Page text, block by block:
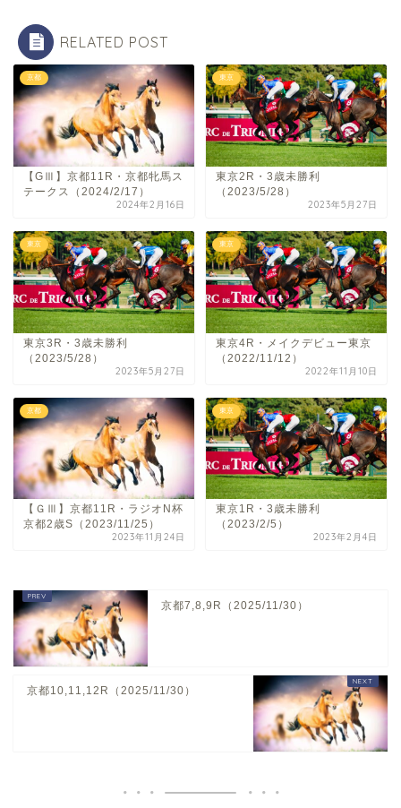
RELATED POST
京都
【GⅢ】京都11R・京都牝馬ス
テークス（2024/2/17）
2024年2月16日
東京
東京2R・3歳未勝利
（2023/5/28）
2023年5月27日
東京
東京3R・3歳未勝利
（2023/5/28）
2023年5月27日
東京
東京4R・メイクデビュー東京
（2022/11/12）
2022年11月10日
京都
【ＧⅢ】京都11R・ラジオN杯
京都2歳S（2023/11/25）
2023年11月24日
東京
東京1R・3歳未勝利
（2023/2/5）
2023年2月4日
京都7,8,9R（2025/11/30）
京都10,11,12R（2025/11/30）